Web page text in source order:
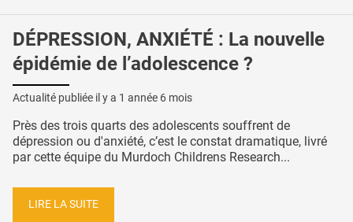
DÉPRESSION, ANXIÉTÉ : La nouvelle
épidémie de l’adolescence ?
Actualité publiée il y a 1 année 6 mois
Près des trois quarts des adolescents souffrent de
dépression ou d'anxiété, c’est le constat dramatique, livré
par cette équipe du Murdoch Childrens Research...
LIRE LA SUITE